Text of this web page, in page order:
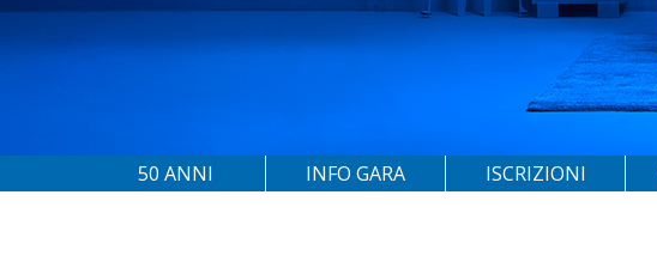
50 ANNI INFO GARA ISCRIZIONI